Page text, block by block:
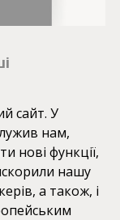
сайт. У
нам,
нові функції,
нашу
а також, і